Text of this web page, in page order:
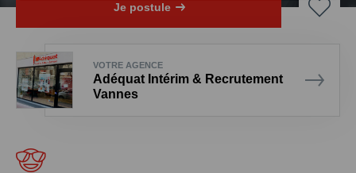
Je postule
VOTRE AGENCE
Adéquat Intérim & Recrutement
Vannes